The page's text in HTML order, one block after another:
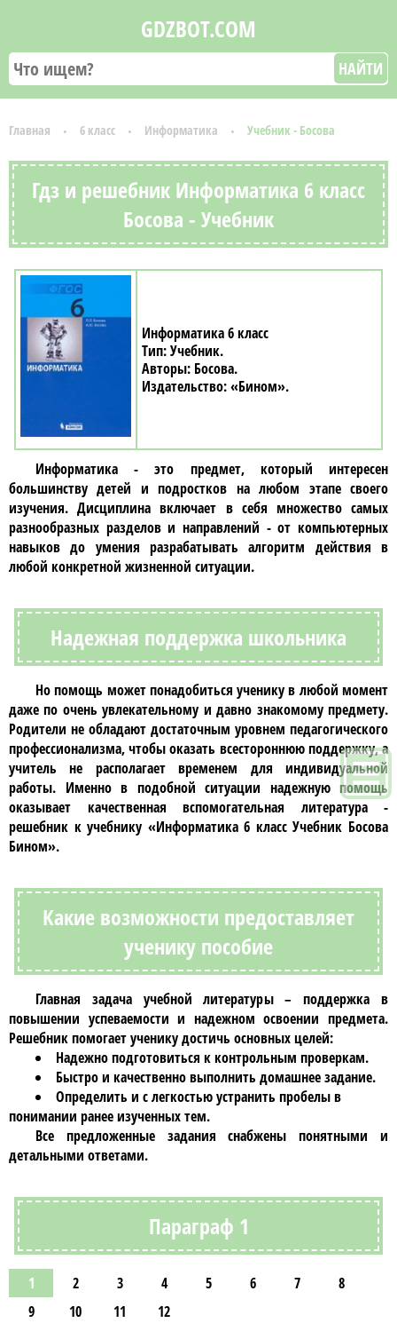
GDZBOT.COM
НАЙТИ
Главная 6 класс Информатика Учебник - Босова
Гдз и решебник Информатика 6 класс
Босова - Учебник
Информатика 6 класс
Учебник
Босова
«Бином»
Информатика - это предмет, который интересен
большинству детей и подростков на любом этапе своего
изучения. Дисциплина включает в себя множество самых
разнообразных разделов и направлений - от компьютерных
навыков до умения разрабатывать алгоритм действия в
любой конкретной жизненной ситуации.
Надежная поддержка школьника
Но помощь может понадобиться ученику в любой момент
даже по очень увлекательному и давно знакомому предмету.
Родители не обладают достаточным уровнем педагогического
профессионализма, чтобы оказать всестороннюю поддержку, а
учитель не располагает временем для индивидуальной
работы. Именно в подобной ситуации надежную помощь
оказывает качественная вспомогательная литература -
решебник к учебнику «Информатика 6 класс Учебник Босова
Бином».
Какие возможности предоставляет
ученику пособие
Главная задача учебной литературы – поддержка в
повышении успеваемости и надежном освоении предмета.
Решебникпомогает ученику достичь основных целей:
Надежно подготовиться к контрольным проверкам.
Быстро и качественно выполнить домашнее задание.
Определить и с легкостью устранить пробелы в
понимании ранее изученных тем.
Все предложенные задания снабжены понятными и
детальными ответами.
Параграф 1
1 2 3 4 5 6 7
8
9
10 11 12